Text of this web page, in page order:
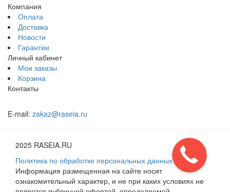
Компания
Оплата
Доставка
Новости
Гарантии
Личный кабинет
Мои заказы
Корзина
Контакты
E-mail: zakaz@raseia.ru
2025 RASEIA.RU
Политика по обработке персональных данных
Информация размещенная на сайте носит
ознакомительный характер, и не при каких условиях не